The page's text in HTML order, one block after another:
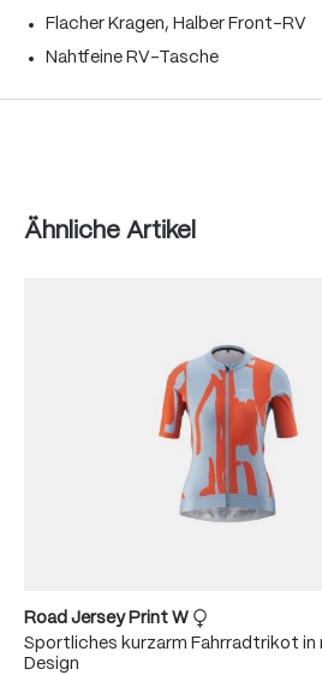
Flacher Kragen, Halber Front-RV
Nahtfeine RV-Tasche
Produktgalerie überspringen
Ähnliche Artikel
Road Jersey Print W
Sportliches kurzarm Fahrradtrikot in
Design